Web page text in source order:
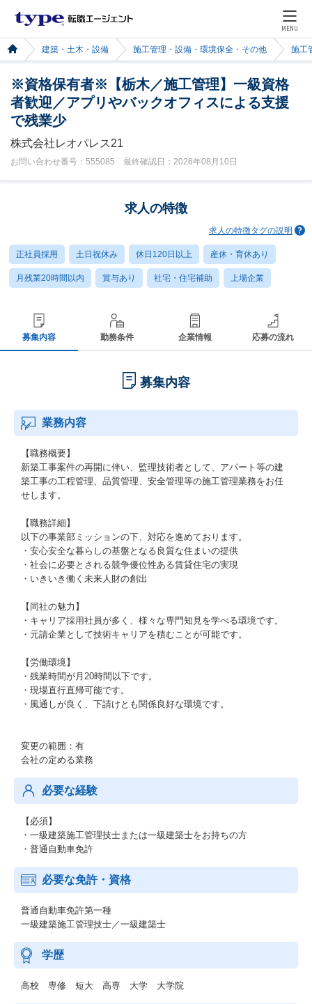
MENU
建築・土木・設備 施工管理・設備・環境保全・その他 施工
※資格保有者※【栃木／施工管理】一級資格
者歓迎／アプリやバックオフィスによる支援
で残業少
株式会社レオパレス21
お問い合わせ番号：555085 最終確認日：2026年08月10日
求人の特徴
求人の特徴タグの説明
正社員採用 土日祝休み 休日120日以上 産休・育休あり
月残業20時間以内 賞与あり 社宅・住宅補助 上場企業
募集内容 勤務条件 企業情報 応募の流れ
募集内容
業務内容
【職務概要】
新築工事案件の再開に伴い、監理技術者として、アパート等の建
築工事の工程管理、品質管理、安全管理等の施工管理業務をお任
せします。
【職務詳細】
以下の事業部ミッションの下、対応を進めております。
・安心安全な暮らしの基盤となる良質な住まいの提供
・社会に必要とされる競争優位性ある賃貸住宅の実現
・いきいき働く未来人財の創出
【同社の魅力】
・キャリア採用社員が多く、様々な専門知見を学べる環境です。
・元請企業として技術キャリアを積むことが可能です。
【労働環境】
・残業時間が月20時間以下です。
・現場直行直帰可能です。
・風通しが良く、下請けとも関係良好な環境です。
変更の範囲：有
会社の定める業務
必要な経験
【必須】
・一級建築施工管理技士または一級建築士をお持ちの方
・普通自動車免許
必要な免許・資格
普通自動車免許第一種
一級建築施工管理技士／一級建築士
学歴
高校 専修 短大 高専 大学 大学院